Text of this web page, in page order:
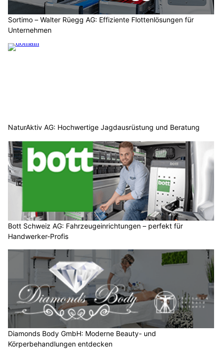
Sortimo – Walter Rüegg AG: Effiziente Flottenlösungen für
Unternehmen
NaturAktiv AG: Hochwertige Jagdausrüstung und Beratung
Bott Schweiz AG: Fahrzeugeinrichtungen – perfekt für
Handwerker-Profis
Diamonds Body GmbH: Moderne Beauty- und
Körperbehandlungen entdecken